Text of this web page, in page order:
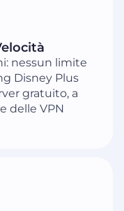
nessun limite
Disney Plus
gratuito, a
delle VPN